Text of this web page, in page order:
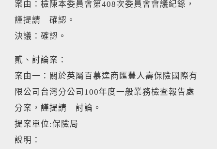
案由：檢陳本委員會第408次委員會會議紀錄，
謹提請 確認。
決議：確認。
貳、討論案：
案由一：關於英屬百慕達商匯豐人壽保險國際有
限公司台灣分公司100年度一般業務檢查報告處
分案，謹提請 討論。
提案單位:保險局
說明：